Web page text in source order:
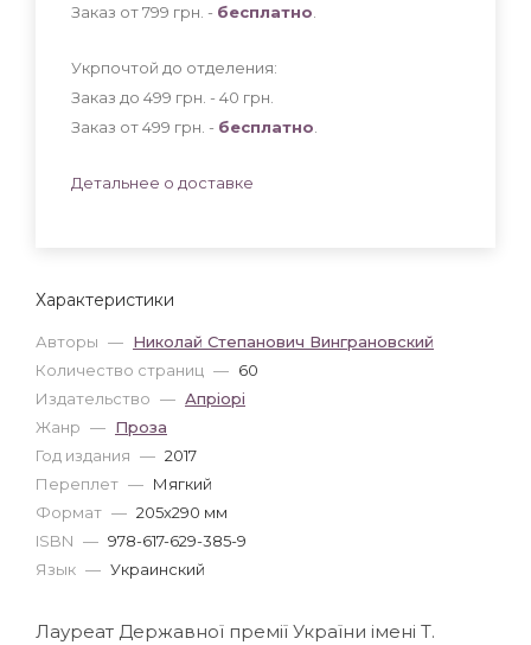
Характеристики
Авторы — Николай Степанович Винграновский
Количество страниц — 60
Издательство — Апріорі
Жанр — Проза
Год издания — 2017
Переплет — Мягкий
Формат — 205x290 мм
ISBN — 978-617-629-385-9
Язык — Украинский
Заказ от 799 грн. - бесплатно
Укрпочтой до отделения:
Заказ до 499 грн. - 40 грн
Заказ от 499 грн. - бесплатно
Детальнее о доставке
Лауреат Державної премії України імені Т.